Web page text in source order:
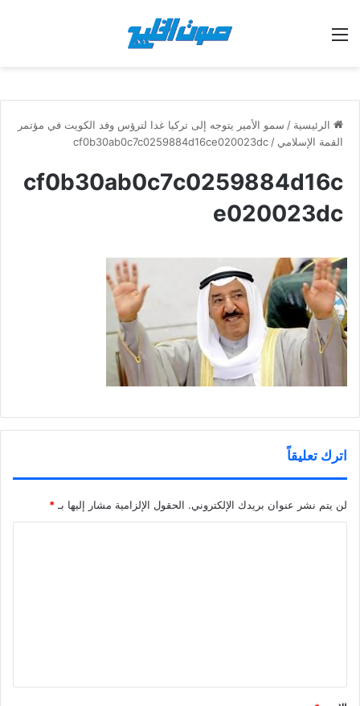
القائمة
الرئيسية / سمو الأمير يتوجه إلى تركيا غدا لترؤس وفد الكويت في مؤتمر
القمة الإسلامي /
cf0b30ab0c7c0259884d16ce020023dc
cf0b30ab0c7c0259884d16c
e020023dc
اترك تعليقاً
لن يتم نشر عنوان بريدك الإلكتروني. الحقول الإلزامية مشار إليها بـ*
*